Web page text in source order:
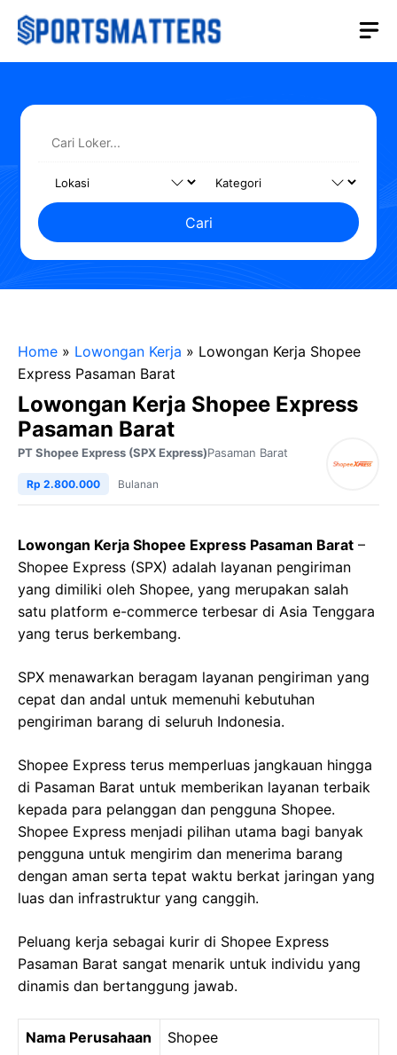
Langsung
Cari
Home » Lowongan Kerja » Lowongan Kerja Shopee
Express Pasaman Barat
Lowongan Kerja Shopee Express
Pasaman Barat
PT Shopee Express (SPX Express)Pasaman Barat
Rp 2.800.000 Bulanan
Lowongan Kerja Shopee Express Pasaman Barat –
Shopee Express (SPX) adalah layanan pengiriman
yang dimiliki oleh Shopee, yang merupakan salah
satu platform e-commerce terbesar di Asia Tenggara
yang terus berkembang.
SPX menawarkan beragam layanan pengiriman yang
cepat dan andal untuk memenuhi kebutuhan
pengiriman barang di seluruh Indonesia.
Shopee Express terus memperluas jangkauan hingga
di Pasaman Barat untuk memberikan layanan terbaik
kepada para pelanggan dan pengguna Shopee.
Shopee Express menjadi pilihan utama bagi banyak
pengguna untuk mengirim dan menerima barang
dengan aman serta tepat waktu berkat jaringan yang
luas dan infrastruktur yang canggih.
Peluang kerja sebagai kurir di Shopee Express
Pasaman Barat sangat menarik untuk individu yang
dinamis dan bertanggung jawab.
Nama Perusahaan Shopee